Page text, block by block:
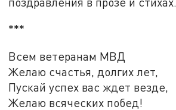
***
Всем ветеранам МВД
Желаю счастья, долгих лет,
Пускай успех вас ждет везде,
Желаю всяческих побед!